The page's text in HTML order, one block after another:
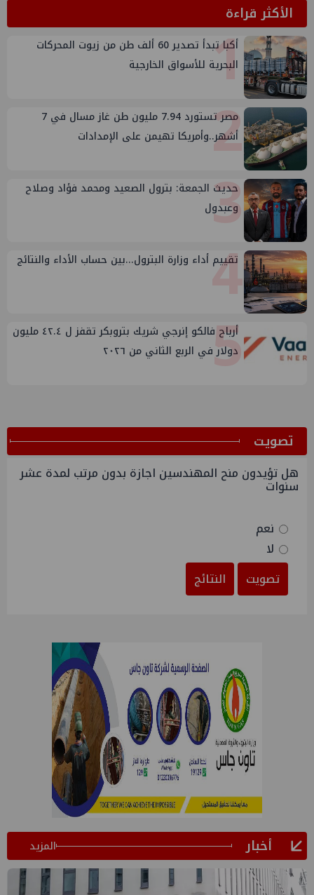
الأكثر قراءة1
أكبا تبدأ تصدير 60 ألف طن من زيوت المحركات
البحرية للأسواق الخارجية
2
مصر تستورد 7.94 مليون طن غاز مسال في 7
أشهر..وأمريكا تهيمن على الإمدادات
3
حديث الجمعة: بترول الصعيد ومحمد فؤاد وصلاح
وعبدول
4
تقييم أداء وزارة البترول...بين حساب الأداء والنتائج
5
أرباح فالكو إنرجي شريك بتروبكر تقفز ل ٤٢.٤ مليون
دولار في الربع الثاني من ٢٠٢٦
ﺗﺼﻮﻳﺖ
هل تؤيدون منح المهندسين اجازة بدون مرتب لمدة عشر
سنوات
نعم
لا
تصويت
النتائج
أخبار المزيد